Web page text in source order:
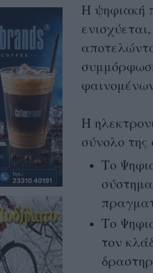
Η ψηφιακή
Η
σύνολο
Το
Το
τον